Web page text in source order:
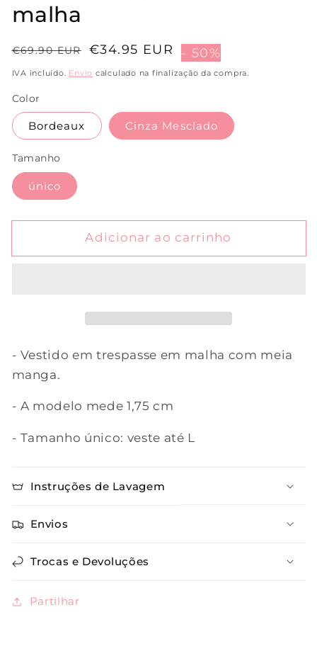
malha
Preço
normal
€69.90 EUR
Preço
de
€34.95 EUR - 50%
IVA incluído. Envio calculado na finalização da compra.
Color
Bordeaux Cinza Mesclado
Tamanho
único
Adicionar ao carrinho
- Vestido em trespasse em malha com meia
manga.
- A modelo mede 1,75 cm
- Tamanho único: veste até L
Instruções de Lavagem
Envios
Trocas e Devoluções
Partilhar